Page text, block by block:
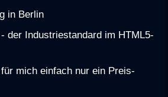
in Berlin
der Industriestandard im HTML5-
mich einfach nur ein Preis-